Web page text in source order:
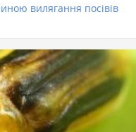
вилягання посівів